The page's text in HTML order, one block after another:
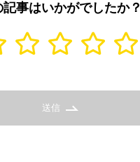
記事はいかがでしたか？
送信